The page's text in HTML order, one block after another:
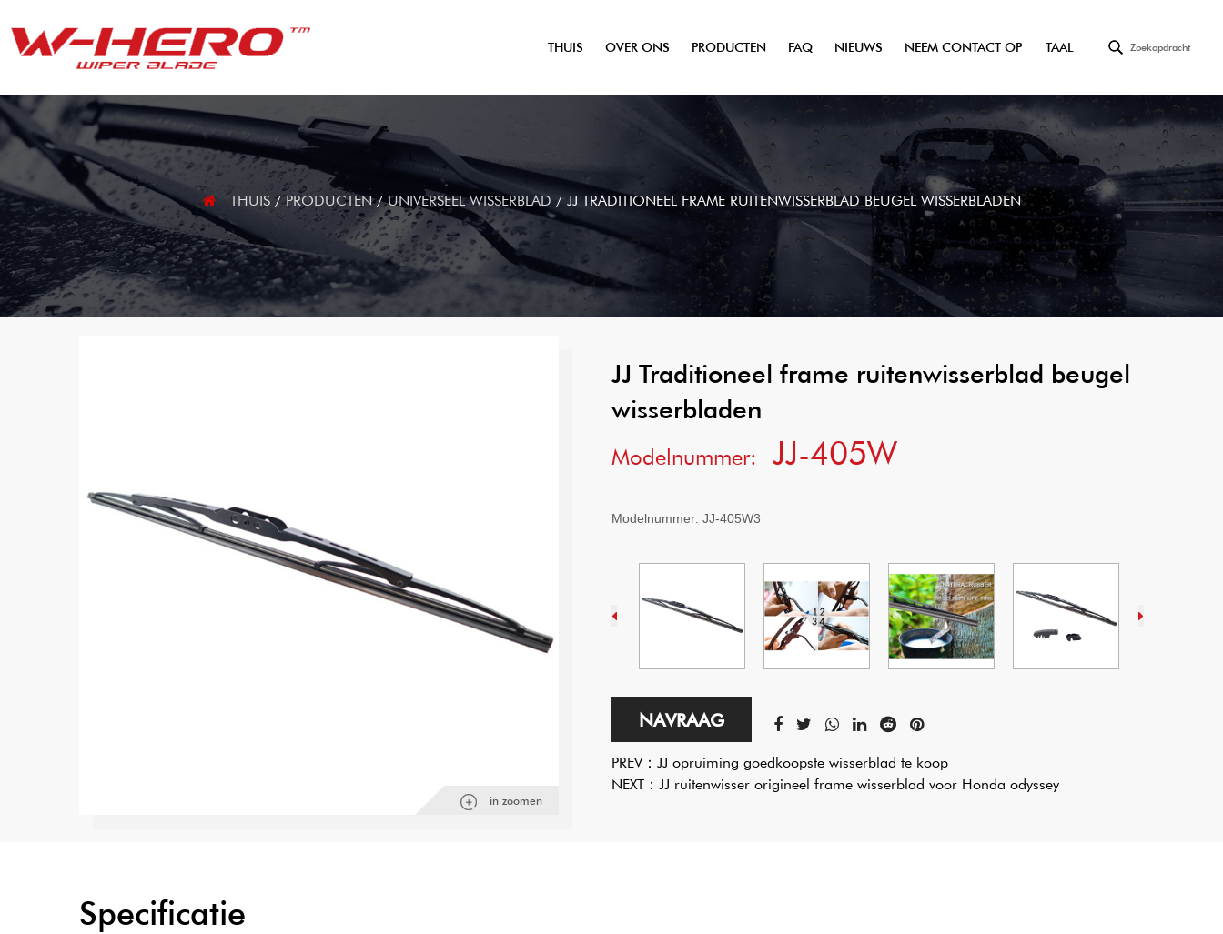
THUIS OVER ONS PRODUCTEN FAQ NIEUWS NEEM CONTACT OP TAAL Zoekopdracht
THUIS/PRODUCTEN/UNIVERSEEL WISSERBLAD /JJ TRADITIONEEL FRAME RUITENWISSERBLAD BEUGEL WISSERBLADEN
in zoomen
JJ Traditioneel frame ruitenwisserblad beugel
wisserbladen
Modelnummer: JJ-405W
Modelnummer: JJ-405W3
NAVRAAG
PREV： JJ opruiming goedkoopste wisserblad te koop
NEXT： JJ ruitenwisser origineel frame wisserblad voor Honda odyssey
Specificatie